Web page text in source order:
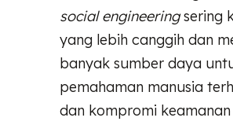
social engineeringsering
yang lebih canggih dan
banyak sumber daya
pemahaman manusia
dan kompromi